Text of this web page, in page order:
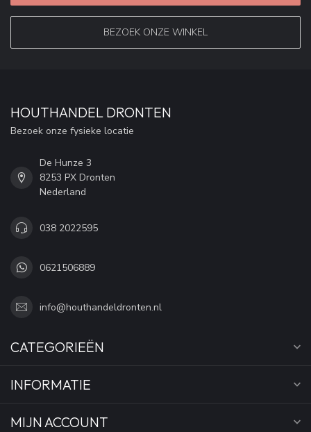
BEZOEK ONZE WINKEL
HOUTHANDEL DRONTEN
Bezoek onze fysieke locatie
De Hunze 3
8253 PX Dronten
Nederland
038 2022595
0621506889
info@houthandeldronten.nl
CATEGORIEËN
INFORMATIE
MIJN ACCOUNT